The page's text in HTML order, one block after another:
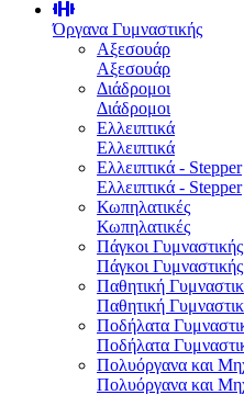
Όργανα Γυμναστικής
Αξεσουάρ
Αξεσουάρ
Διάδρομοι
Διάδρομοι
Ελλειπτικά
Ελλειπτικά
Ελλειπτικά - Stepper
Ελλειπτικά - Stepper
Κωπηλατικές
Κωπηλατικές
Πάγκοι Γυμναστικής
Πάγκοι Γυμναστικής
Παθητική
Παθητική
Ποδήλατα
Ποδήλατα
Πολυόργανα και
Πολυόργανα και